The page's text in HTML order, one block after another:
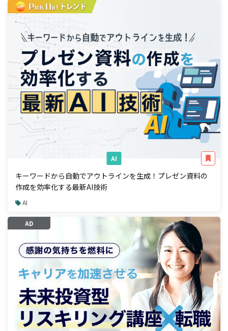
AI
キーワードから自動でアウトラインを生成！プレゼン資料の
作成を効率化する最新AI技術
AI
AD